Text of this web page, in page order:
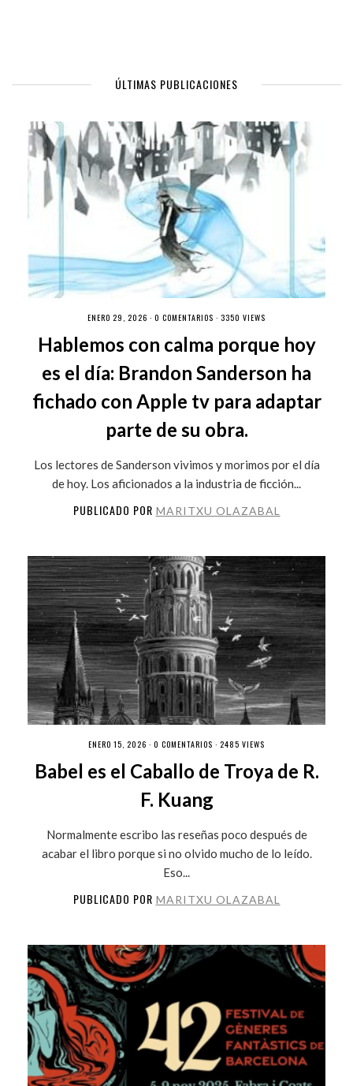
ÚLTIMAS PUBLICACIONES
ENERO 29, 2026 · 0 COMENTARIOS · 3350 VIEWS
Hablemos con calma porque hoy
es el día: Brandon Sanderson ha
fichado con Apple tv para adaptar
parte de su obra.
Los lectores de Sanderson vivimos y morimos por el día
de hoy. Los aficionados a la industria de ficción...
PUBLICADO POR MARITXU OLAZABAL
ENERO 15, 2026 · 0 COMENTARIOS · 2485 VIEWS
Babel es el Caballo de Troya de R.
F. Kuang
Normalmente escribo las reseñas poco después de
acabar el libro porque si no olvido mucho de lo leído.
Eso...
PUBLICADO POR MARITXU OLAZABAL